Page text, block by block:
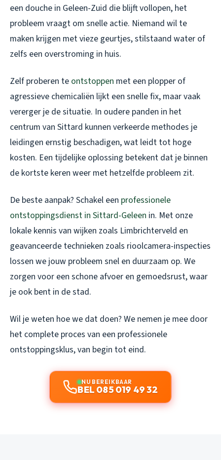
een douche in Geleen-Zuid die blijft vollopen, het
probleem vraagt om snelle actie. Niemand wil te
maken krijgen met vieze geurtjes, stilstaand water of
zelfs een overstroming in huis.
Zelf proberen te ontstoppen met een plopper of
agressieve chemicaliën lijkt een snelle fix, maar vaak
vererger je de situatie. In oudere panden in het
centrum van Sittard kunnen verkeerde methodes je
leidingen ernstig beschadigen, wat leidt tot hoge
kosten. Een tijdelijke oplossing betekent dat je binnen
de kortste keren weer met hetzelfde probleem zit.
De beste aanpak? Schakel een professionele
ontstoppingsdienst in Sittard-Geleen in. Met onze
lokale kennis van wijken zoals Limbrichterveld en
geavanceerde technieken zoals rioolcamera-inspecties
lossen we jouw probleem snel en duurzaam op. We
zorgen voor een schone afvoer en gemoedsrust, waar
je ook bent in de stad.
Wil je weten hoe we dat doen? We nemen je mee door
het complete proces van een professionele
ontstoppingsklus, van begin tot eind.
NU BEREIKBAAR
BEL 085 019 49 32